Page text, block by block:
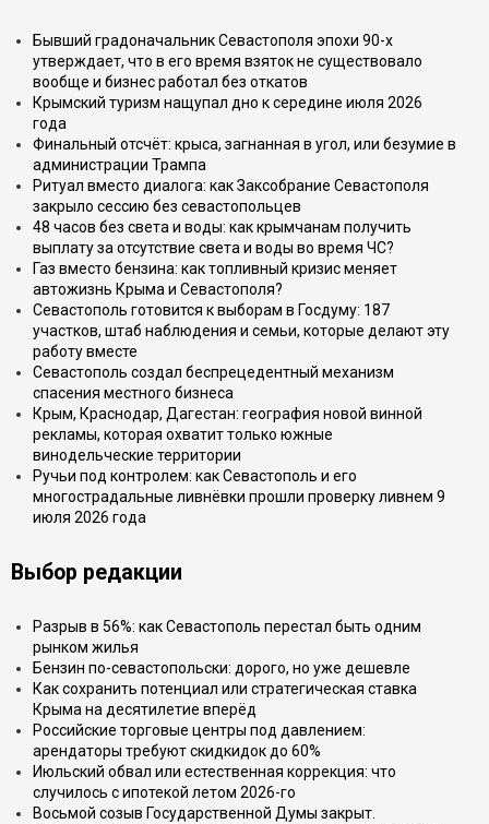
Бывший градоначальник Севастополя эпохи 90-х
утверждает, что в его время взяток не существовало
вообще и бизнес работал без откатов
Крымский туризм нащупал дно к середине июля 2026
года
Финальный отсчёт: крыса, загнанная в угол, или безумие в
администрации Трампа
Ритуал вместо диалога: как Заксобрание Севастополя
закрыло сессию без севастопольцев
48 часов без света и воды: как крымчанам получить
выплату за отсутствие света и воды во время ЧС?
Газ вместо бензина: как топливный кризис меняет
автожизнь Крыма и Севастополя?
Севастополь готовится к выборам в Госдуму: 187
участков, штаб наблюдения и семьи, которые делают эту
работу вместе
Севастополь создал беспрецедентный механизм
спасения местного бизнеса
Крым, Краснодар, Дагестан: география новой винной
рекламы, которая охватит только южные
винодельческие территории
Ручьи под контролем: как Севастополь и его
многострадальные ливнёвки прошли проверку ливнем 9
июля 2026 года
Выбор редакции
Разрыв в 56%: как Севастополь перестал быть одним
рынком жилья
Бензин по-севастопольски: дорого, но уже дешевле
Как сохранить потенциал или стратегическая ставка
Крыма на десятилетие вперёд
Российские торговые центры под давлением:
арендаторы требуют скидкидок до 60%
Июльский обвал или естественная коррекция: что
случилось с ипотекой летом 2026-го
Восьмой созыв Государственной Думы закрыт.